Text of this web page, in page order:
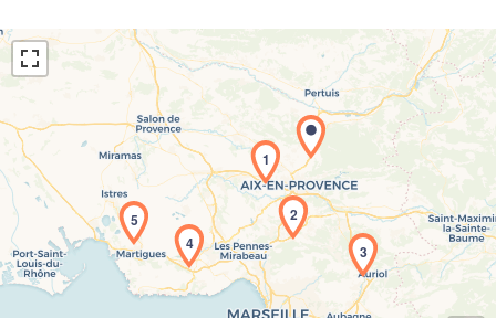
Chargement de la carte en cours...
1
2
3
4
5